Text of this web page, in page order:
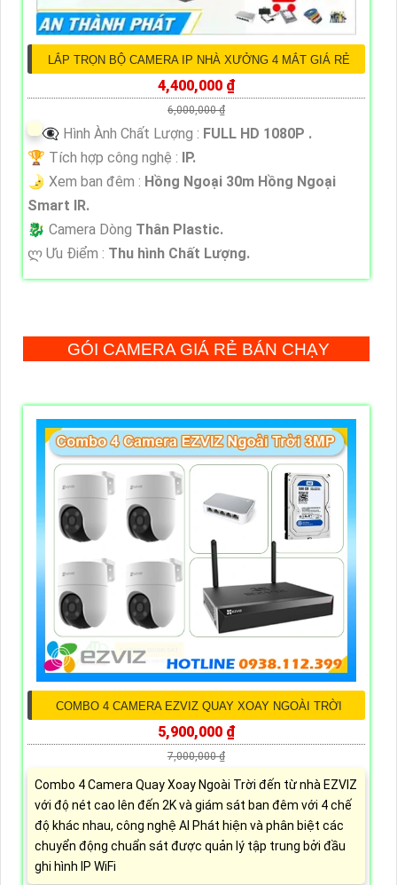
LẮP TRỌN BỘ CAMERA IP NHÀ XƯỞNG 4 MẮT GIÁ RẺ
4,400,000 ₫
6,000,000 ₫
👁️‍🗨 Hình Ành Chất Lượng : FULL HD 1080P .
🏆 Tích hợp công nghệ : IP.
🌛 Xem ban đêm : Hồng Ngoại 30m Hồng Ngoại
Smart IR.
🐉️ Camera Dòng Thân Plastic.
️ლ Ưu Điểm : Thu hình Chất Lượng.
GÓI CAMERA GIÁ RẺ BÁN CHẠY
COMBO 4 CAMERA EZVIZ QUAY XOAY NGOÀI TRỜI
5,900,000 ₫
7,000,000 ₫
Combo 4 Camera Quay Xoay Ngoài Trời đến từ nhà EZVIZ
với độ nét cao lên đến 2K và giám sát ban đêm với 4 chế
độ khác nhau, công nghệ AI Phát hiện và phân biệt các
chuyển động chuẩn sát được quản lý tập trung bởi đầu
ghi hình IP WiFi